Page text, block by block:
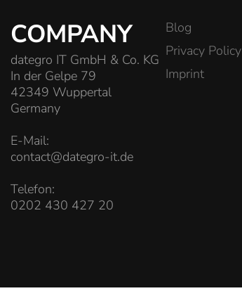
COMPANY
dategro IT GmbH & Co. KG
In der Gelpe 79
42349 Wuppertal
Germany
E-Mail:
contact@dategro-it.de
Telefon:
0202 430 427 20
Blog
Privacy Policy
Imprint